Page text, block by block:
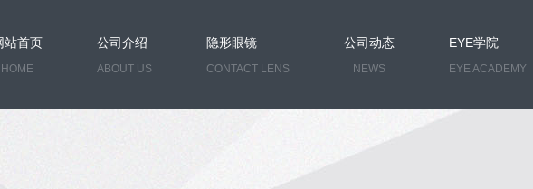
站首页
HOME
公司介绍
ABOUT US
隐形眼镜
CONTACT LENS
公司动态
NEWS
EYE学院
EYE ACADEMY